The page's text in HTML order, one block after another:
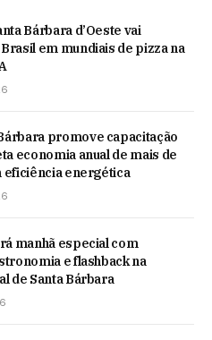
Bárbara d’Oeste vai
em mundiais de pizza na
promove capacitação
economia anual de mais de
eficiência energética
manhã especial com
e flashback na
de Santa Bárbara